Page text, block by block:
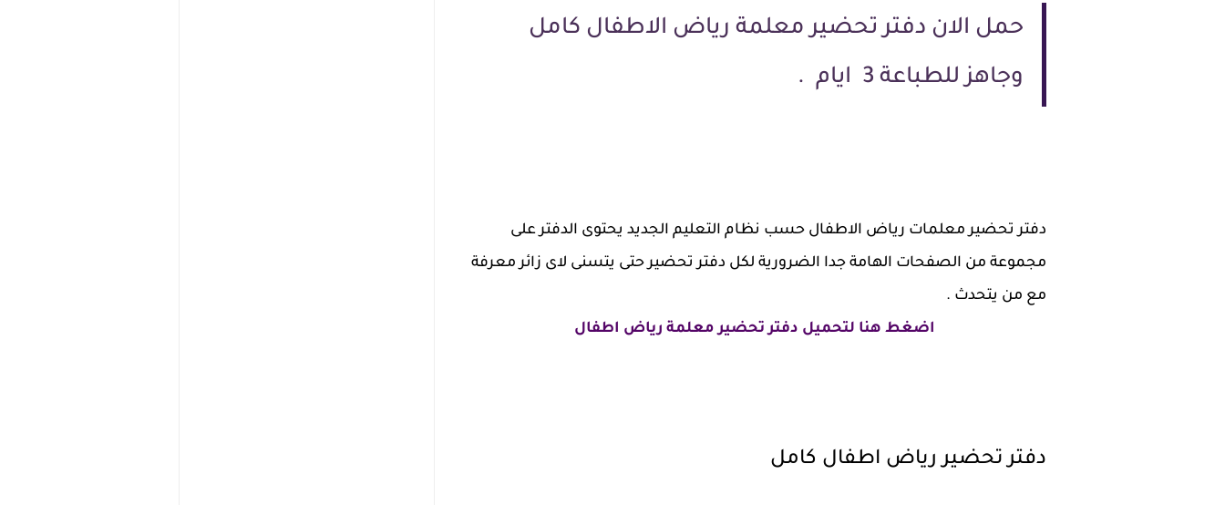
حمل الان دفتر تحضير معلمة رياض الاطفال كامل
وجاهز للطباعة 3 ايام .
دفتر تحضير معلمات رياض الاطفال حسب نظام التعليم الجديد يحتوى الدفتر على
مجموعة من الصفحات الهامة جدا الضرورية لكل دفتر تحضير حتى يتسنى لاى زائر معرفة
مع من يتحدث .
اضغط هنا لتحميل دفتر تحضير معلمة رياض اطفال
دفتر تحضير رياض اطفال كامل